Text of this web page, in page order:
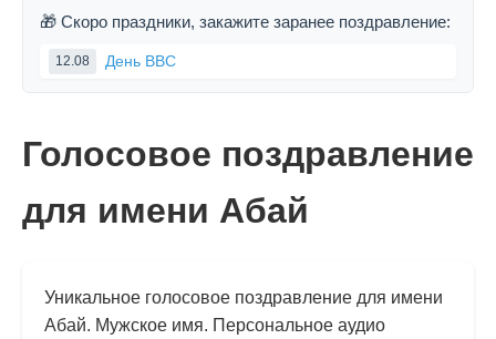
🎁 Скоро праздники, закажите заранее поздравление:
12.08 День ВВС
Голосовое поздравление
для имени Абай
Уникальное голосовое поздравление для имени
Абай. Мужское имя. Персональное аудио